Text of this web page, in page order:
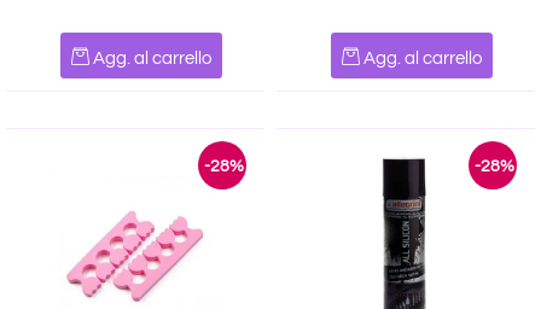
Agg. al carrello Agg. al carrello
-28% -28%